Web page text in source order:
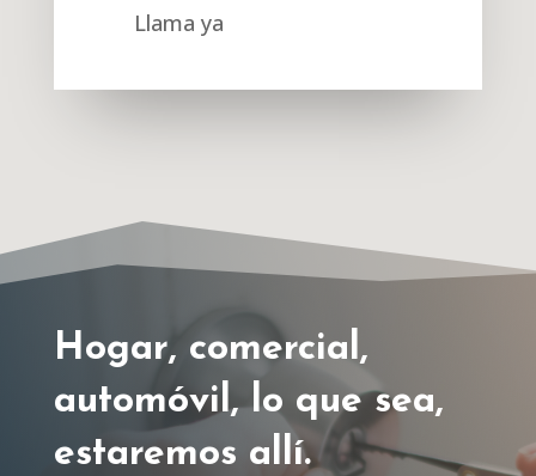
Llama ya
Hogar, comercial,
automóvil, lo que sea,
estaremos allí.